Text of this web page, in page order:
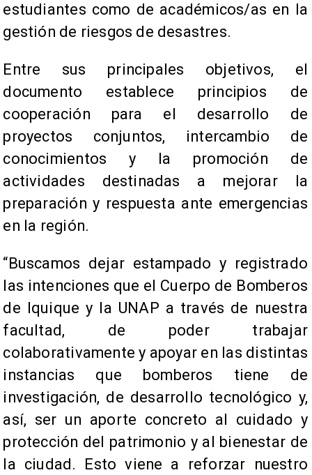
estudiantes como de académicos/as en la
gestión de riesgos de desastres.
Entre sus principales objetivos, el
documento establece principios de
cooperación para el desarrollo de
proyectos conjuntos, intercambio de
conocimientos y la promoción de
actividades destinadas a mejorar la
preparación y respuesta ante emergencias
en la región.
“Buscamos dejar estampado y registrado
las intenciones que el Cuerpo de Bomberos
de Iquique y la UNAP a través de nuestra
facultad, de poder trabajar
colaborativamente y apoyar en las distintas
instancias que bomberos tiene de
investigación, de desarrollo tecnológico y,
así, ser un aporte concreto al cuidado y
protección del patrimonio y al bienestar de
la ciudad. Esto viene a reforzar nuestro